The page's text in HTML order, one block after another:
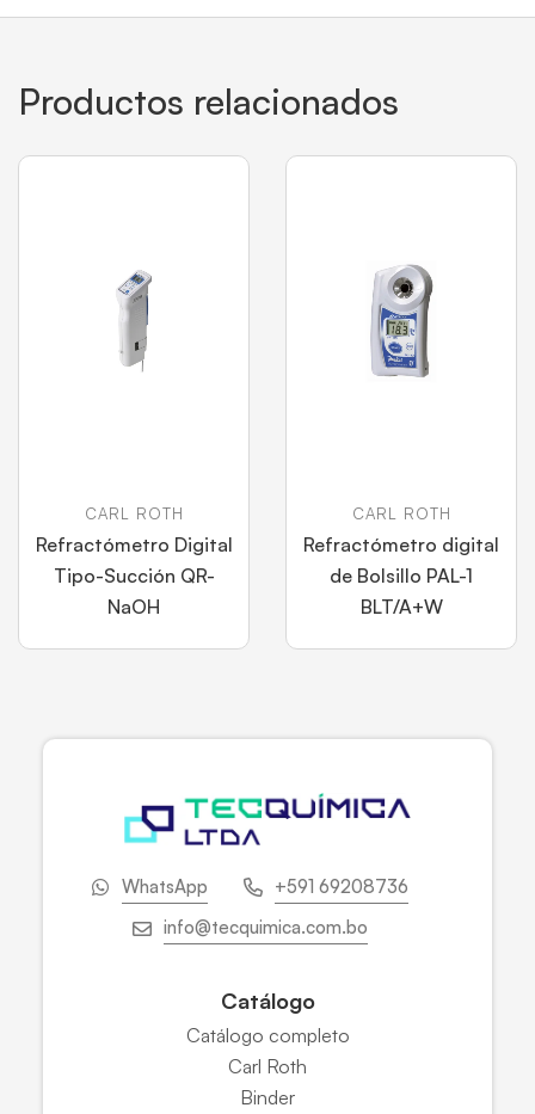
Productos relacionados
CARL ROTH
Refractómetro Digital
Tipo-Succión QR-
NaOH
CARL ROTH
Refractómetro digital
de Bolsillo PAL-1
BLT/A+W
WhatsApp
+591 69208736
info@tecquimica.com.bo
Catálogo
Catálogo completo
Carl Roth
Binder